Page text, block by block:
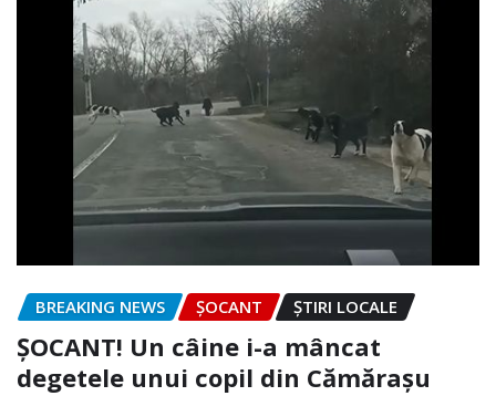
BREAKING NEWS ȘOCANT ȘTIRI LOCALE
ȘOCANT! Un câine i-a mâncat
degetele unui copil din Cămărașu